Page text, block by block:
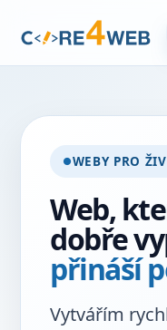
WEBY PRO
Web,
dobře
přináší
Vytvářím